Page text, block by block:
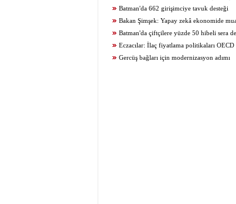
maliyetlerden şikâyetçi
Batman'da 662 girişimciye tavuk desteği
Bakan Şimşek: Yapay zekâ ekonomide
sahiptirBatman'da çiftçilere yüzde 50 hibeli sera
Eczacılar: İlaç fiyatlama politikaları OECD
belirlenmeli
Gercüş bağları için modernizasyon adımı